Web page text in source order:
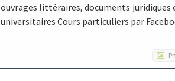
ouvrages littéraires, documents juridiques
universitaires Cours particuliers par